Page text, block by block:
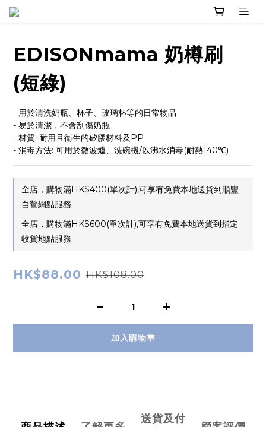
EDISONmama 奶樽刷
(短綠)
- 用於清洗奶瓶、杯子、玻璃杯等的日常物品
- 易於清潔，不會刮傷奶瓶
- 材質: 耐用且衛生的矽膠材料及PP
- 消毒方法: 可用於微波爐、洗碗機/以沸水消毒(耐熱140℃)
全店，購物滿HK$400(單次計),可享有免費本地送貨到順豐
自營網點服務
全店，購物滿HK$600(單次計),可享有免費本地送貨到指定
收貨地點服務
HK$88.00 HK$108.00
加入購物車
送貨及付